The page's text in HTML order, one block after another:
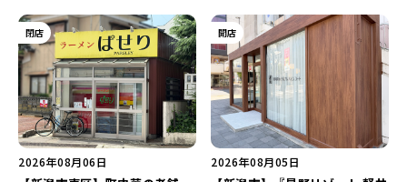
ナ丸大新潟のサマーフェスタ
2026」がおすすめ♪
た「麻婆麺」を復刻♪
閉店
2026年08月06日
開店
2026年08月05日